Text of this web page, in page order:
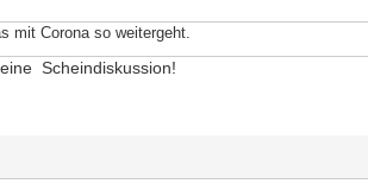
mit Corona so weitergeht.
Scheindiskussion!